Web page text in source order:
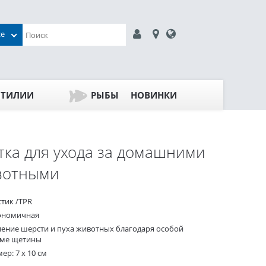
РЫБЫ НОВИНКИ
для ухода за домашними
/TPR
шерсти и пуха животных благодаря особой
щетины
7 х 10 см